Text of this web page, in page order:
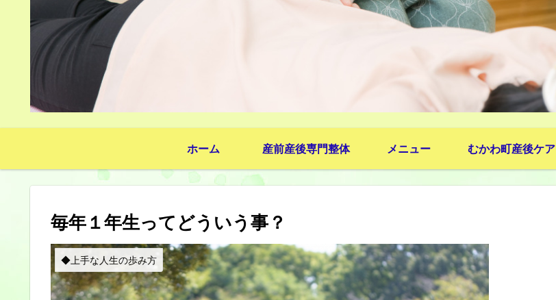
ホーム 産前産後専門整体 メニュー むかわ町産後ケア
毎年１年生ってどういう事？
◆上手な人生の歩み方